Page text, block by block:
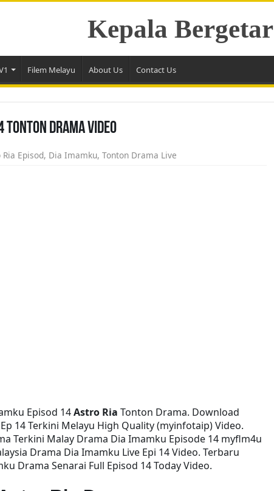
Kepala Bergetar
Filem Melayu About Us Contact Us
Tonton Drama Video
Episod, Dia Imamku, Tonton Drama Live
Episod 14Astro Ria Tonton Drama. Download
14 Terkini Melayu High Quality (myinfotaip) Video.
Terkini Malay Drama Dia Imamku Episode 14 myflm4u
Drama Dia Imamku Live Epi 14 Video. Terbaru
Drama Senarai Full Episod 14 Today Video.